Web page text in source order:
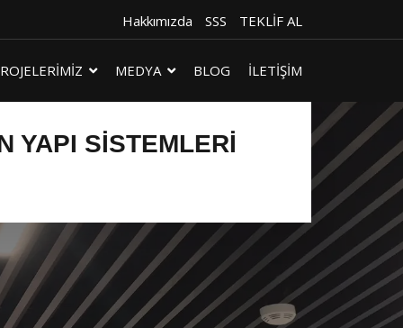
Hakkımızda SSS TEKLİF AL
MEDYA BLOG İLETİŞİM
YAPI SISTEMLERI